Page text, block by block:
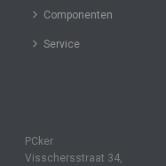
Componenten
Service
PCker
Visschersstraat 34,